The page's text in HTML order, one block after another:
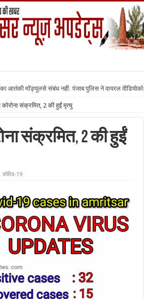
का आतंकी मॉड्यूलसे संबंध नहीं: पंजाब पुलिस ने वायरल वीडियोको
संक्रमित, 2 की हुईं मृत्यु
संक्रमित, 2 की हुईं
कोविड-19